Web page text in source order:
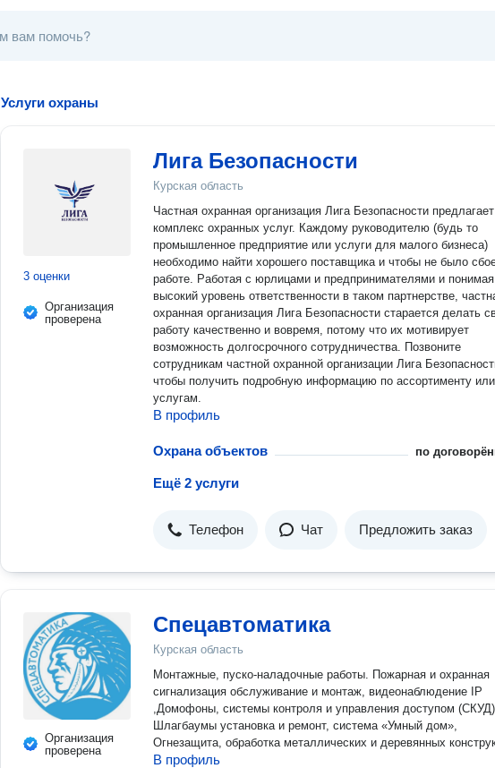
Услуги охраны
3 оценки
Организация
проверена
Лига Безопасности
Курская область
Частная охранная организация Лига Безопасности предлагает
комплекс охранных услуг. Каждому руководителю (будь то
промышленное предприятие или услуги для малого бизнеса)
необходимо найти хорошего поставщика и чтобы не было
работе. Работая с юрлицами и предпринимателями и понимая
высокий уровень ответственности в таком партнерстве,
охранная организация Лига Безопасности старается делать
работу качественно и вовремя, потому что их мотивирует
возможность долгосрочного сотрудничества. Позвоните
сотрудникам частной охранной организации Лига
чтобы получить подробную информацию по ассортименту или
услугам.
В профиль
Охрана объектов по
Ещё 2 услуги
Телефон Чат Предложить заказ
Организация
проверена
Спецавтоматика
Курская область
Монтажные, пуско-наладочные работы. Пожарная и охранная
сигнализация обслуживание и монтаж, видеонаблюдение IP
,Домофоны, системы контроля и управления доступом
Шлагбаумы установка и ремонт, система «Умный дом»,
Огнезащита, обработка металлических и деревянных
В профиль